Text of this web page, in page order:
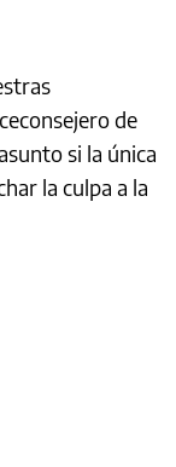
de
si la única
la culpa a la